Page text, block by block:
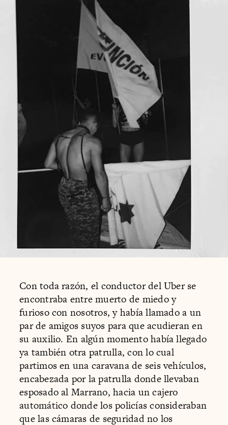
Con toda razón, el conductor del Uber se
encontraba entre muerto de miedo y
furioso con nosotros, y había llamado a un
par de amigos suyos para que acudieran en
su auxilio. En algún momento había llegado
ya también otra patrulla, con lo cual
partimos en una caravana de seis vehículos,
encabezada por la patrulla donde llevaban
esposado al Marrano, hacia un cajero
automático donde los policías consideraban
que las cámaras de seguridad no los